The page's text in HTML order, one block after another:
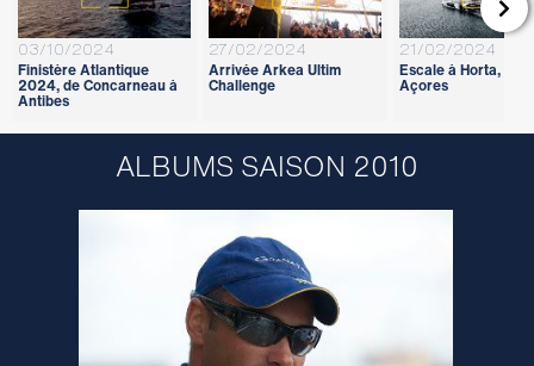
03/10/2024
Finistère Atlantique
2024, de Concarneau à
Antibes
27/02/2024
Arrivée Arkea Ultim
Challenge
21/02/2024
Escale à Horta, aux
Açores

ALBUMS SAISON 2010